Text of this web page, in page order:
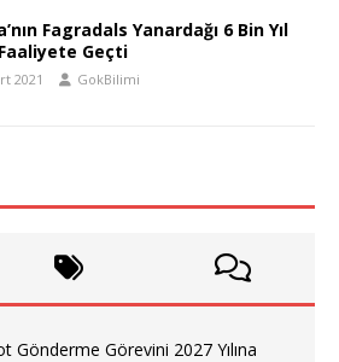
Fagradals Yanardağı 6 Bin Yıl
Geçti
2021 GokBilimi
Gönderme Görevini 2027 Yılına